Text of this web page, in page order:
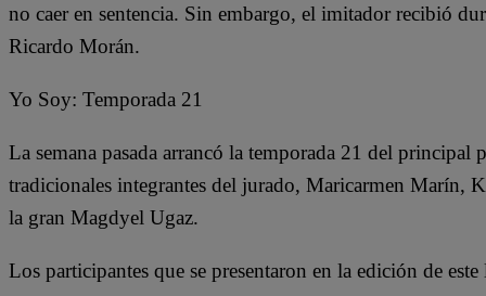
no caer en sentencia. Sin embargo, el imitador recibió
Ricardo Morán.
Yo Soy: Temporada 21
La semana pasada arrancó la temporada 21 del
tradicionales integrantes del jurado, Maricarmen Marín,
la gran Magdyel Ugaz.
Los participantes que se presentaron en la edición de